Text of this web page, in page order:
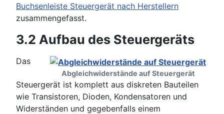
Buchsenleiste Steuergerät nach Herstellern
zusammengefasst.
3.2 Aufbau des Steuergeräts
Abgleichwiderstände auf Steuergerät
Das
Steuergerät ist komplett aus diskreten Bauteilen
wie Transistoren, Dioden, Kondensatoren und
Widerständen und gegebenfalls einem